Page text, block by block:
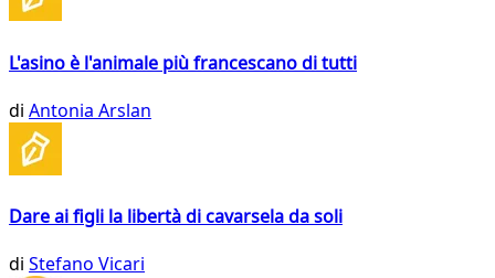
L'asino è l'animale più francescano di tutti
di Antonia Arslan
Dare ai figli la libertà di cavarsela da soli
di Stefano Vicari